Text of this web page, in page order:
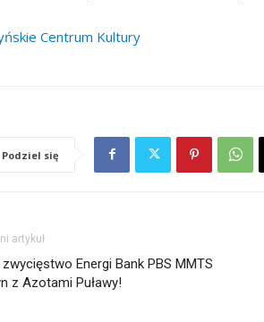
Centrum Kultury
Podziel się
artykuł
Energi Bank PBS MMTS
z Azotami Puławy!